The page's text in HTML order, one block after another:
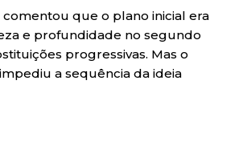
que o plano inicial era
e profundidade no segundo
progressivas. Mas o
a sequência da ideia